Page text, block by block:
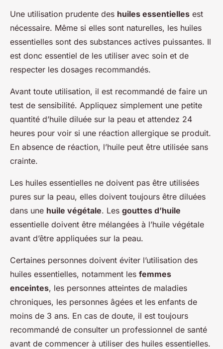
Une utilisation prudente des huiles essentielles est
nécessaire. Même si elles sont naturelles, les huiles
essentielles sont des substances actives puissantes. Il
est donc essentiel de les utiliser avec soin et de
respecter les dosages recommandés.
Avant toute utilisation, il est recommandé de faire un
test de sensibilité. Appliquez simplement une petite
quantité d’huile diluée sur la peau et attendez 24
heures pour voir si une réaction allergique se produit.
En absence de réaction, l’huile peut être utilisée sans
crainte.
Les huiles essentielles ne doivent pas être utilisées
pures sur la peau, elles doivent toujours être diluées
dans une huile végétale. Les gouttes d’huile
essentielle doivent être mélangées à l’huile végétale
avant d’être appliquées sur la peau.
Certaines personnes doivent éviter l’utilisation des
huiles essentielles, notamment les femmes
enceintes, les personnes atteintes de maladies
chroniques, les personnes âgées et les enfants de
moins de 3 ans. En cas de doute, il est toujours
recommandé de consulter un professionnel de santé
avant de commencer à utiliser des huiles essentielles.